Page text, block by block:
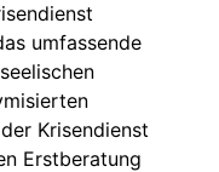
umfassende
Krisendienst
Erstberatung